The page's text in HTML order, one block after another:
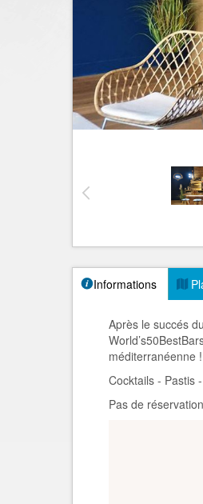
Informations
Après le succés
méditerranéenne !
Cocktails - Pastis
Pas de